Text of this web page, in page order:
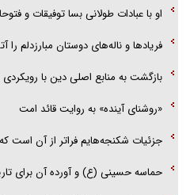
او با عبادات طولانی بسا توفیقات و
فریاد‌ها و ناله‌های دوستان مبارزدلم
بازگشت به منابع اصلی دین با رویکردی
«روشنای آینده» به روایت قائد امت
جزئیات شکنجه‌هایم فراتر از آن است
حماسه حسینی (ع) و آورده آن برای